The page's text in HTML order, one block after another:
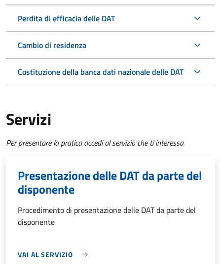
Perdita di efficacia delle DAT
Cambio di residenza
Costituzione della banca dati nazionale delle DAT
Servizi
Per presentare la pratica accedi al servizio che ti interessa
Presentazione delle DAT da parte del
disponente
Procedimento di presentazione delle DAT da parte del
disponente
VAI AL SERVIZIO